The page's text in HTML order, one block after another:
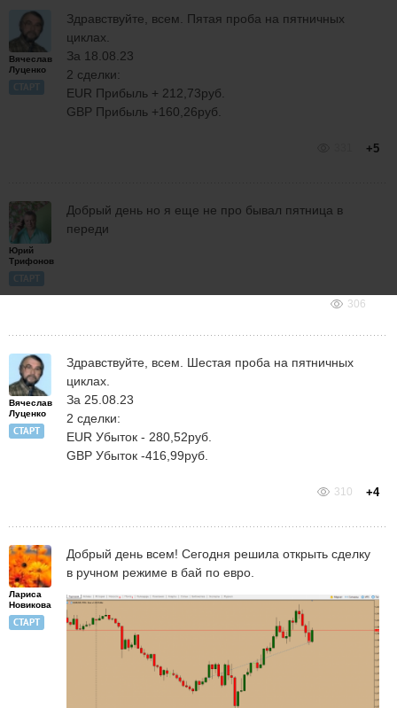
Вячеслав
Луценко
СТАРТ
Здравствуйте, всем. Пятая проба на пятничных
циклах.
За 18.08.23
2 сделки:
EUR Прибыль + 212,73руб.
GBP Прибыль +160,26руб.
+5
Юрий
Трифонов
СТАРТ
Добрый день но я еще не про бывал пятница в
переди
306
Вячеслав
Луценко
СТАРТ
Здравствуйте, всем. Шестая проба на пятничных
циклах.
За 25.08.23
2 сделки:
EUR Убыток - 280,52руб.
GBP Убыток -416,99руб.
310 +4
Лариса
Новикова
СТАРТ
Добрый день всем! Сегодня решила открыть сделку
в ручном режиме в бай по евро.